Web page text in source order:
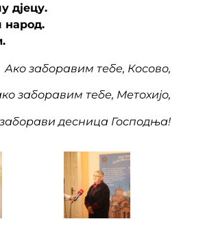
дјецу.
народ.
Ако заборавим тебе, Косово,
заборавим тебе, Метохијо,
десница Господња!